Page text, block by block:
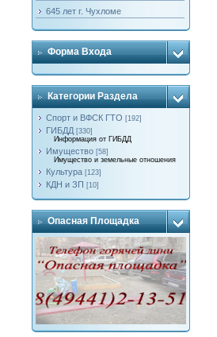
645 лет г. Чухломе
Форма Входа
Категории Раздела
Спорт и ВФСК ГТО [192]
ГИБДД [330]
Информация от ГИБДД
Имущество [58]
Имущество и земельные отношения
Культура [123]
КДН и ЗП [10]
Опасная Площадка